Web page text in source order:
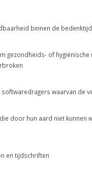
binnen de
gezondheids- of
waarvan de
door hun aard niet kunnen
en tijdschriften